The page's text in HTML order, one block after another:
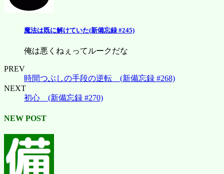
魔法は既に解けていた(新備忘録 #245)
俺は悪くねぇってルークだな
PREV
時間つぶしの手段の逆転 (新備忘録 #268)
NEXT
初心 (新備忘録 #270)
NEW POST